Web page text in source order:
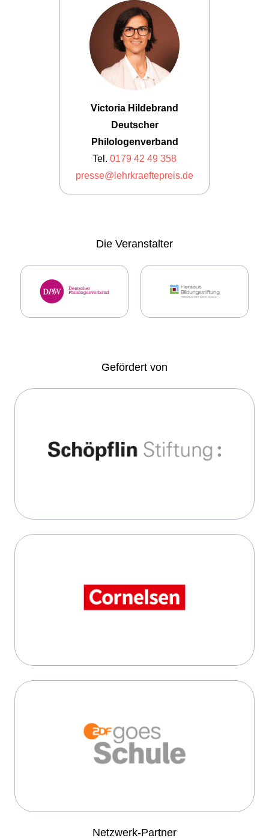
Victoria Hildebrand
Deutscher
Philologenverband
Tel. 0179 42 49 358
presse@lehrkraeftepreis.de
Die Veranstalter
Gefördert von
Netzwerk-Partner